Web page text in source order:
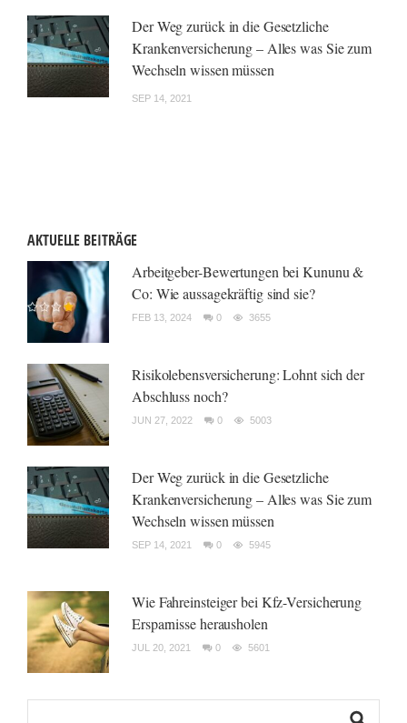
Der Weg zurück in die Gesetzliche
Krankenversicherung – Alles was Sie zum
Wechseln wissen müssen
SEP 14, 2021
AKTUELLE BEITRÄGE
Arbeitgeber-Bewertungen bei Kununu &
Co: Wie aussagekräftig sind sie?
FEB 13, 2024 0 3655
Risikolebensversicherung: Lohnt sich der
Abschluss noch?
JUN 27, 2022 0 5003
Der Weg zurück in die Gesetzliche
Krankenversicherung – Alles was Sie zum
Wechseln wissen müssen
SEP 14, 2021 0 5945
Wie Fahreinsteiger bei Kfz-Versicherung
Ersparnisse herausholen
JUL 20, 2021 0 5601